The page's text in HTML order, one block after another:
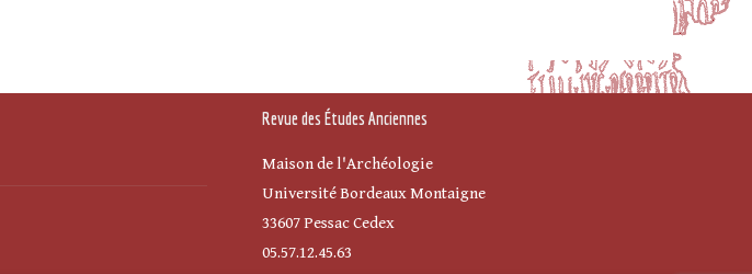
Revue des Études Anciennes
Maison de l'Archéologie
Université Bordeaux Montaigne
33607 Pessac Cedex
05.57.12.45.63